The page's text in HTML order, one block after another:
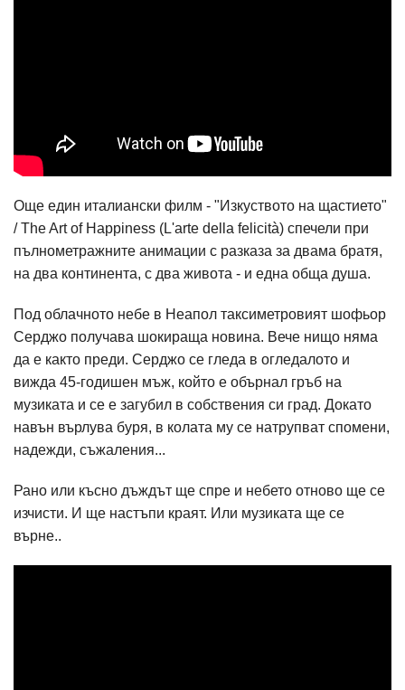
Още един италиански филм - "Изкуството на щастието"
/ The Art of Happiness (L'arte della felicità) спечели при
пълнометражните анимации с разказа за двама братя,
на два континента, с два живота - и една обща душа.
Под облачното небе в Неапол таксиметровият шофьор
Серджо получава шокираща новина. Вече нищо няма
да е както преди. Серджо се гледа в огледалото и
вижда 45-годишен мъж, който е обърнал гръб на
музиката и се е загубил в собствения си град. Докато
навън върлува буря, в колата му се натрупват спомени,
надежди, съжаления...
Рано или късно дъждът ще спре и небето отново ще се
изчисти. И ще настъпи краят. Или музиката ще се
върне..